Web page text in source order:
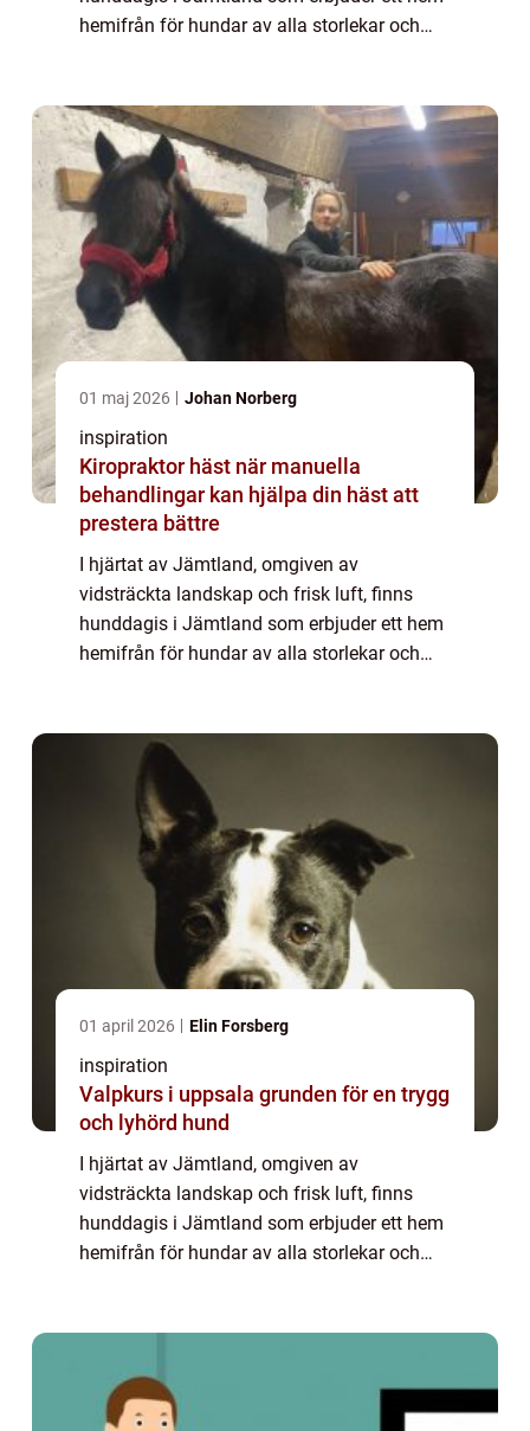
hemifrån för hundar av alla storlekar och
01 maj 2026 Johan Norberg
inspiration
Kiropraktor häst när manuella
behandlingar kan hjälpa din häst att
prestera bättre
I hjärtat av Jämtland, omgiven av
vidsträckta landskap och frisk luft, finns
hunddagis i Jämtland som erbjuder ett hem
hemifrån för hundar av alla storlekar och
01 april 2026 Elin Forsberg
inspiration
Valpkurs i uppsala grunden för en trygg
och lyhörd hund
I hjärtat av Jämtland, omgiven av
vidsträckta landskap och frisk luft, finns
hunddagis i Jämtland som erbjuder ett hem
hemifrån för hundar av alla storlekar och